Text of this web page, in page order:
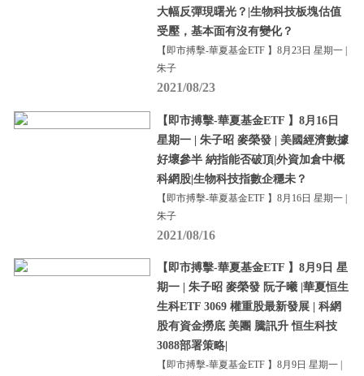
大幅反彈現曙光？|生物科技板塊估值
受壓，基本面有沒有變化？
【即市搏擊-華夏基金ETF 】8月23日 星期一 |
朱子
2021/08/23
【即市搏擊-華夏基金ETF 】8月16日
星期一 | 朱子昭 麥榮發 | 美國經濟數據
好壞參半 納指能否破頂|外資加倉中概
科網股|生物科技指數企穩未？
【即市搏擊-華夏基金ETF 】8月16日 星期一 |
朱子
2021/08/16
【即市搏擊-華夏基金ETF 】8月9日 星
期一 | 朱子昭 麥榮發 阮子曦 |華夏恒生
生科ETF 3069 權重股最新發展 | 科網
股有資金撈底 美團 騰訊升 恒生科技
3088部署策略|
【即市搏擊-華夏基金ETF 】8月9日 星期一 |